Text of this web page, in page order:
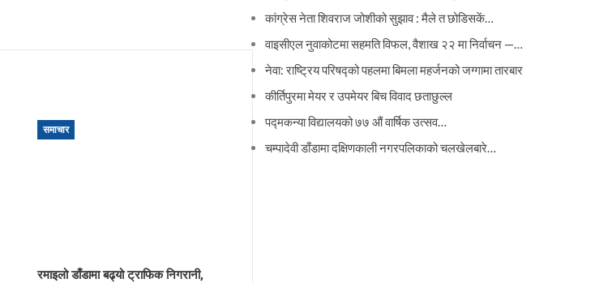
समाचार
रमाइलो डाँडामा बढ्यो ट्राफिक निगरानी,
कांग्रेस नेता शिवराज जोशीको सुझाव : मैले त छोडिसकें…
वाइसीएल नुवाकोटमा सहमति विफल, वैशाख २२ मा निर्वाचन —…
नेवा: राष्ट्रिय परिषद्को पहलमा बिमला महर्जनको जग्गामा तारबार
कीर्तिपुरमा मेयर र उपमेयर बिच विवाद छताछुल्ल
पद्मकन्या विद्यालयको ७७ औं ‌‌वार्षिक ‌उत्सव…
चम्पादेवी डाँडामा दक्षिणकाली नगरपलिकाको चलखेलबारे…